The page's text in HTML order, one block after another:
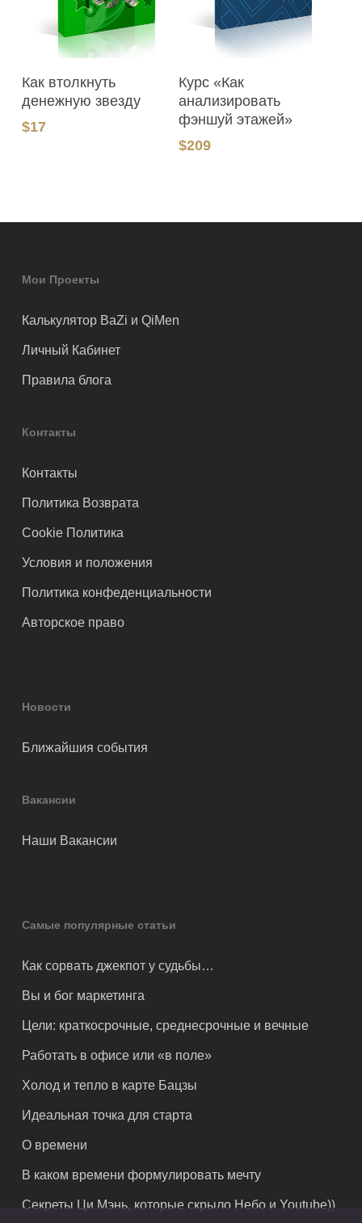
Как втолкнуть
денежную звезду
$17
Курс «Как
анализировать
фэншуй этажей»
$209
Мои Проекты
Калькулятор BaZi и QiMen
Личный Кабинет
Правила блога
Контакты
Контакты
Политика Возврата
Cookie Политика
Условия и положения
Политика конфеденциальности
Авторское право
Новости
Ближайшия события
Вакансии
Наши Вакансии
Самые популярные статьи
Как сорвать джекпот у судьбы…
Вы и бог маркетинга
Цели: краткосрочные, среднесрочные и вечные
Работать в офисе или «в поле»
Холод и тепло в карте Бацзы
Идеальная точка для старта
О времени
В каком времени формулировать мечту
Секреты Ци Мэнь, которые скрыло Небо и Youtube))